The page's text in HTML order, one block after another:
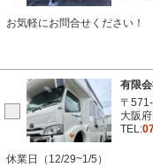
お気軽にお問合せください！
有限
〒
大阪
TEL:
休業日（12/29~1/5）